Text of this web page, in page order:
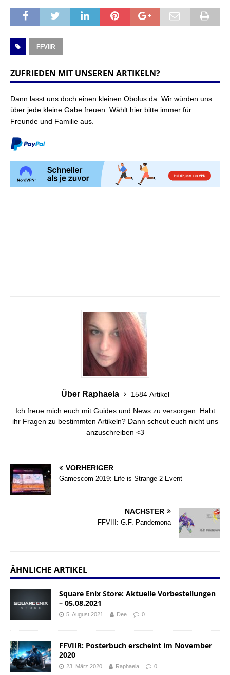
FFVIIR
ZUFRIEDEN MIT UNSEREN ARTIKELN?
Dann lasst uns doch einen kleinen Obolus da. Wir würden uns
über jede kleine Gabe freuen. Wählt hier bitte immer für
Freunde und Familie aus.
Über Raphaela
1584 Artikel
Ich freue mich euch mit Guides und News zu versorgen. Habt
ihr Fragen zu bestimmten Artikeln? Dann scheut euch nicht uns
anzuschreiben <3
VORHERIGER
Gamescom 2019: Life is Strange 2 Event
NÄCHSTER
FFVIII: G.F. Pandemona
ÄHNLICHE ARTIKEL
Square Enix Store: Aktuelle Vorbestellungen
– 05.08.2021
5. August 2021 Dee 0
FFVIIR: Posterbuch erscheint im November
2020
23. März 2020 Raphaela 0